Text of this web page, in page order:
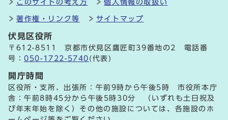
このサイトの考え方 個人情報の取扱い
著作権・リンク等 サイトマップ
伏見区役所
〒612-8511 京都市伏見区鷹匠町39番地の2 電話番
号：050-1722-5740 (代表)
開庁時間
区役所・支所、出張所：午前9時から午後5時 市役所本庁
舎：午前8時45分から午後5時30分 （いずれも土日祝及
び年末年始を除く）その他の施設については、各施設のホ